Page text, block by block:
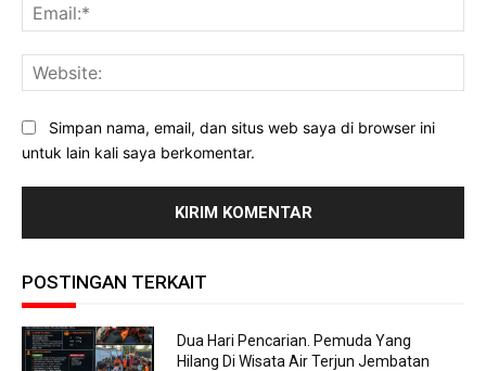
Simpan nama, email, dan situs web saya di browser ini
untuk lain kali saya berkomentar.
POSTINGAN TERKAIT
Dua Hari Pencarian. Pemuda Yang
Hilang Di Wisata Air Terjun Jembatan